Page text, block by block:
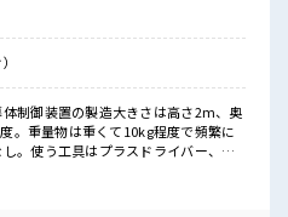
きそう≫
安だけど、
指していきましょう！
体制御装置の製造大きさは高さ2m、奥
。重量物は重くて10kg程度で頻繁に
。使う工具はプラスドライバー、六
、スパナ。【取扱製品情報】半導体制